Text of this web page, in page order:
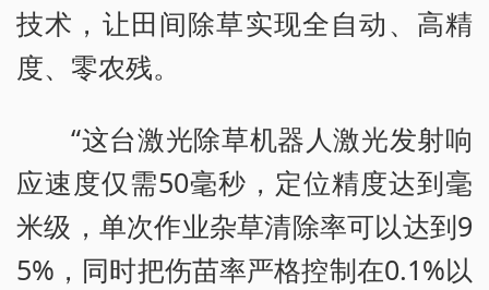
技术，让田间除草实现全自动、高精
度、零农残。
“这台激光除草机器人激光发射响
应速度仅需50毫秒，定位精度达到毫
米级，单次作业杂草清除率可以达到9
5%，同时把伤苗率严格控制在0.1%以